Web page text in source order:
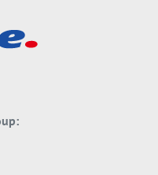
ВОЈНА?
кон Русија го поврзува